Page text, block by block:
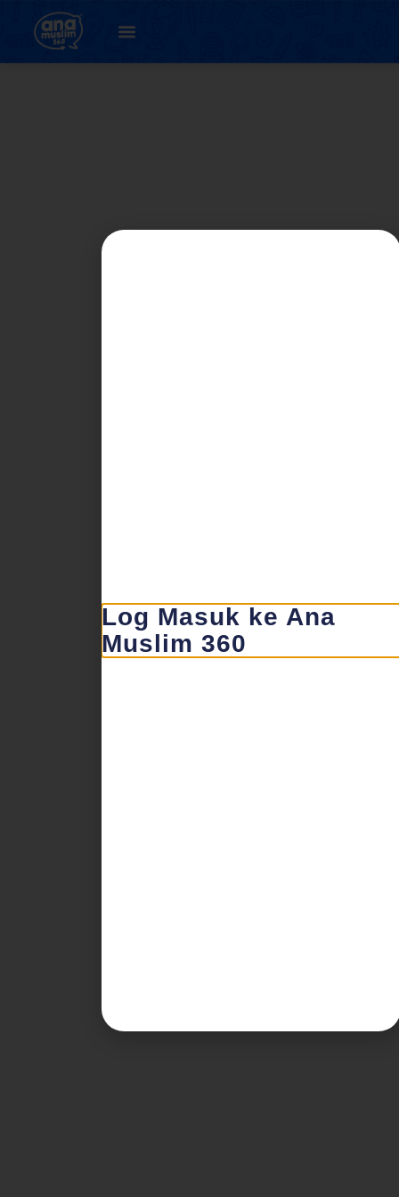
BAHAGIAN C
Log Masuk ke Ana
Muslim 360